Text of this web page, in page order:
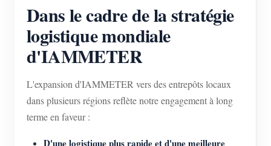
Dans le cadre de la stratégie
logistique mondiale
d'IAMMETER
L'expansion d'IAMMETER vers des entrepôts locaux
dans plusieurs régions reflète notre engagement à long
terme en faveur :
D'une logistique plus rapide et d'une meilleure